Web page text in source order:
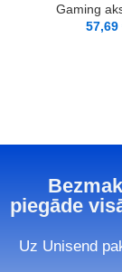
Gaming
57,69
piegāde
Uz Unisend